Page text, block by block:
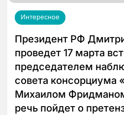
Интересное
Президент РФ
проведет 17 марта
председателем
совета консорциума
Михаилом
речь пойдет о